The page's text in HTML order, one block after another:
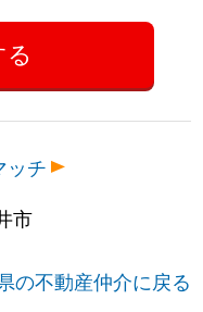
ッチ
市
の不動産仲介に戻る